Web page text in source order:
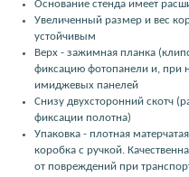
Основание стенда имеет
Увеличенный размер и вес
устойчивым
Верх - зажимная планка
фиксацию фотопанели и, при
имиджевых панелей
Снизу двухсторонний скотч
фиксации полотна)
Упаковка - плотная
коробка с ручкой.
от повреждений при